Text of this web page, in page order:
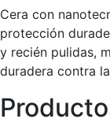
1
lt.
cantidad
Cera con
protección
y recién pulidas,
duradera contra